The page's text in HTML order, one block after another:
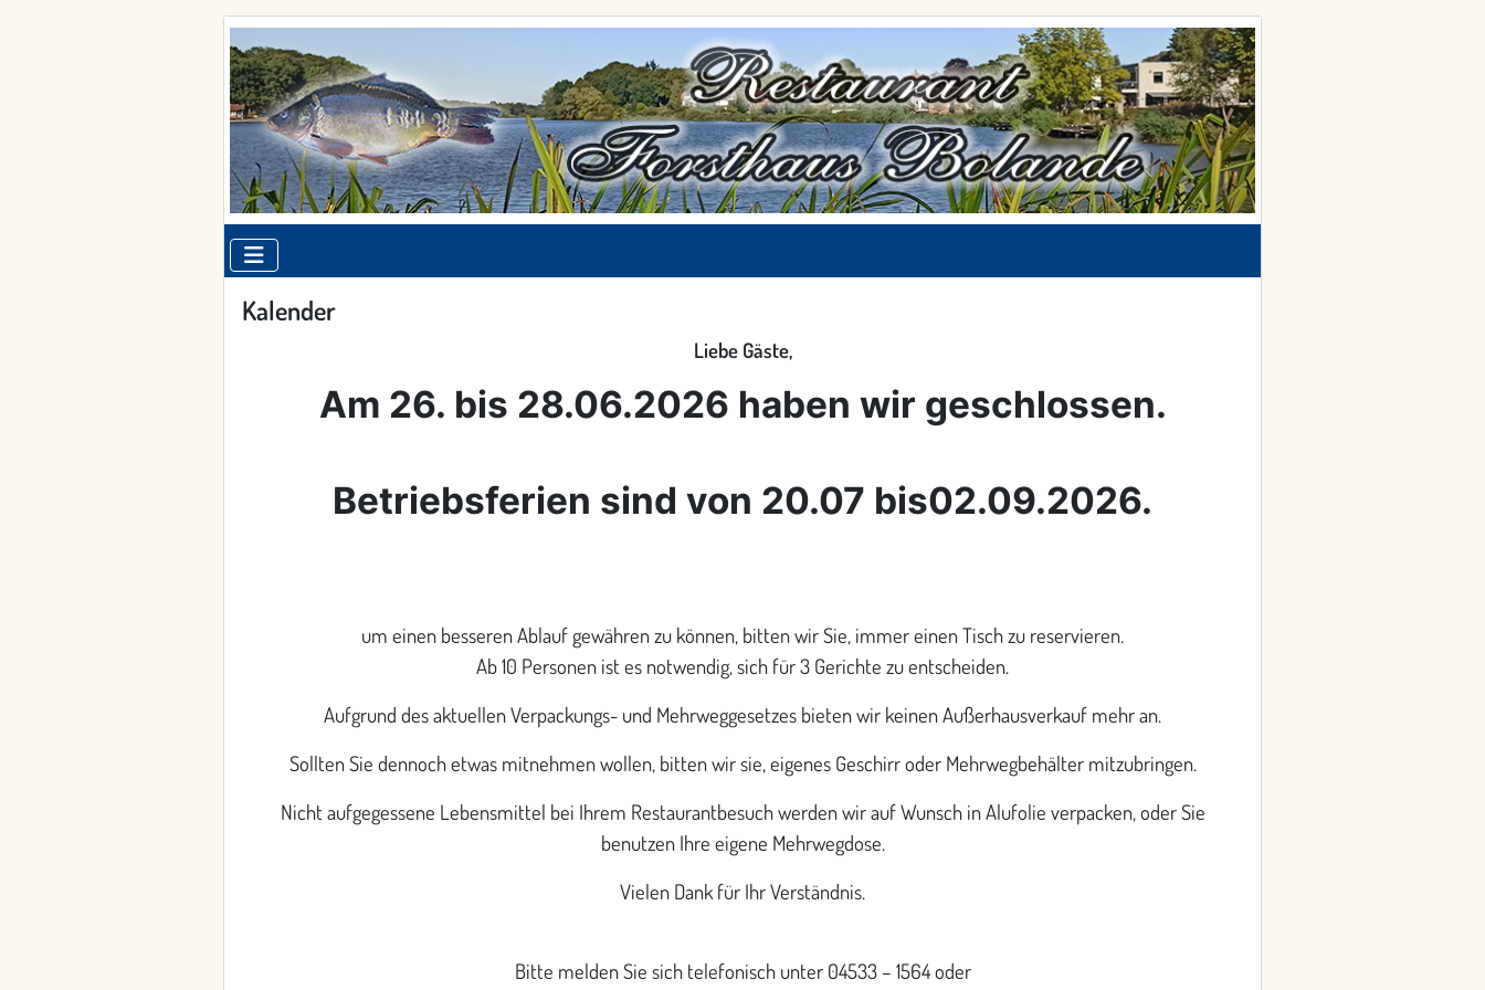
Kalender
Liebe Gäste,
Am 26. bis 28.06.2026 haben wir geschlossen.
Betriebsferien sind von 20.07 bis02.09.2026.
um einen besseren Ablauf gewähren zu können, bitten wir Sie, immer einen Tisch zu reservieren.
Ab 10 Personen ist es notwendig, sich für 3 Gerichte zu entscheiden.
Aufgrund des aktuellen Verpackungs- und Mehrweggesetzes bieten wir keinen Außerhausverkauf mehr an.
Sollten Sie dennoch etwas mitnehmen wollen, bitten wir sie, eigenes Geschirr oder Mehrwegbehälter mitzubringen.
Nicht aufgegessene Lebensmittel bei Ihrem Restaurantbesuch werden wir auf Wunsch in Alufolie verpacken, oder Sie
benutzen Ihre eigene Mehrwegdose.
Vielen Dank für Ihr Verständnis.
Bitte melden Sie sich telefonisch unter 04533 – 1564 oder